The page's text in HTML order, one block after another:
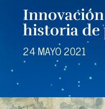
historia de
24 MAYO 2021